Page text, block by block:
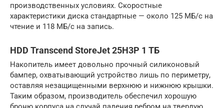
производственных условиях. Скоростные
характеристики диска стандартные — около 125 МБ/с на
чтение и 118 МБ/с на запись.
HDD Transcend StoreJet 25H3P 1 ТБ
Накопитель имеет довольно прочный силиконовый
бампер, охватывающий устройство лишь по периметру,
оставляя незащищенными верхнюю и нижнюю крышки.
Таким образом, производитель обеспечил хорошую